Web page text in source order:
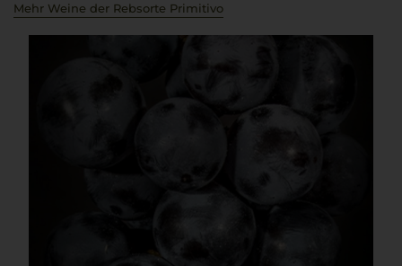
Mehr Weine der Rebsorte Primitivo